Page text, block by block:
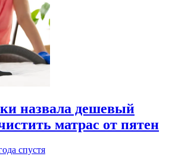
назвала дешевый
матрас от пятен
спустя